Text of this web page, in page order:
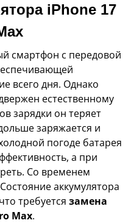
iPhone 17
смартфон с передовой
всего дня. Однако
естественному
зарядки он теряет
заряжается и
погоде батарея
а при
Со временем
аккумулятора
требуется замена
Max.